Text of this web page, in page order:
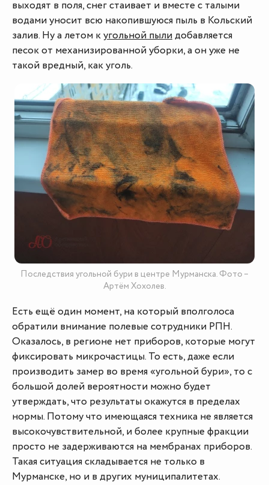
выходят в поля, снег стаивает и вместе с талыми
водами уносит всю накопившуюся пыль в Кольский
залив. Ну а летом кугольной пылидобавляется
песок от механизированной уборки, а он уже не
такой вредный, как уголь.
Последствия угольной бури в центре Мурманска. Фото –
Артём Хохолев.
Есть ещё один момент, на который вполголоса
обратили внимание полевые сотрудники РПН.
Оказалось, в регионе нет приборов, которые могут
фиксировать микрочастицы. То есть, даже если
производить замер во время «угольной бури», то с
большой долей вероятности можно будет
утверждать, что результаты окажутся в пределах
нормы. Потому что имеющаяся техника не является
высокочувствительной, и более крупные фракции
просто не задерживаются на мембранах приборов.
Такая ситуация складывается не только в
Мурманске, но и в других муниципалитетах.